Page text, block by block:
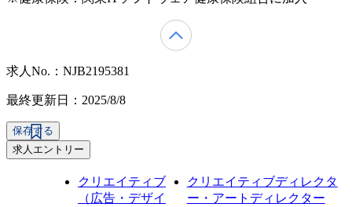
求人No.：NJB2195381
最終更新日：2025/8/8
保存する
求人エントリー
クリエイティブ
（広告・デザイ
クリエイティブディレクタ
ー・アートディレクター